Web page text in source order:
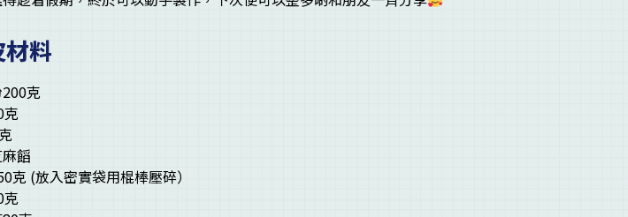
料
克
克
饀
克 (放入密實袋用棍棒壓碎）
克